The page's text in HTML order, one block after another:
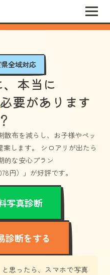
全域対応
本当に
必要があります
散布を減らし、お子様やペッ
案します。 シロアリが出たら
的な安心プラン
円）」 が好評です。
写真診断
診断をする
と思ったら、スマホで写真